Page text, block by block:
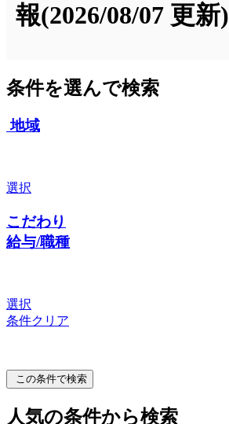
報(2026/08/07 更新)
条件を選んで検索
地域
選択
こだわり
給与/職種
選択
条件クリア
この条件で検索
人気の条件から検索